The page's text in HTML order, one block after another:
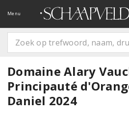
Menu
Domaine Alary
Principauté
Daniel 2024